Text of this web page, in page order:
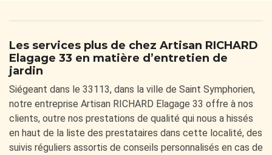
Les services plus de chez Artisan RICHARD
Elagage 33 en matière d’entretien de
jardin
Siégeant dans le 33113, dans la ville de Saint Symphorien,
notre entreprise Artisan RICHARD Elagage 33 offre à nos
clients, outre nos prestations de qualité qui nous a hissés
en haut de la liste des prestataires dans cette localité, des
suivis réguliers assortis de conseils personnalisés en cas de